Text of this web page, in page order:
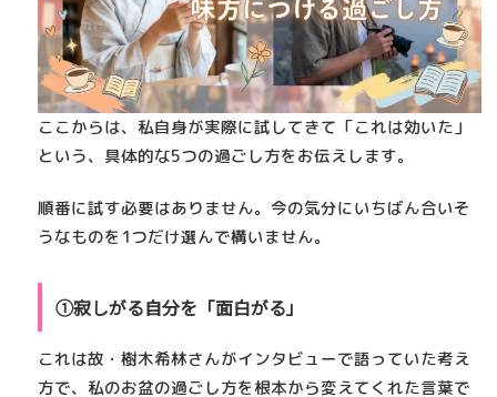
ここからは、私自身が実際に試してきて「これは効いた」
という、具体的な5つの過ごし方をお伝えします。
順番に試す必要はありません。今の気分にいちばん合いそ
うなものを1つだけ選んで構いません。
①寂しがる自分を「面白がる」
これは故・樹木希林さんがインタビューで語っていた考え
方で、私のお盆の過ごし方を根本から変えてくれた言葉で